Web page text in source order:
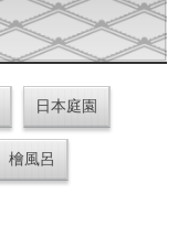
日本庭園
檜風呂